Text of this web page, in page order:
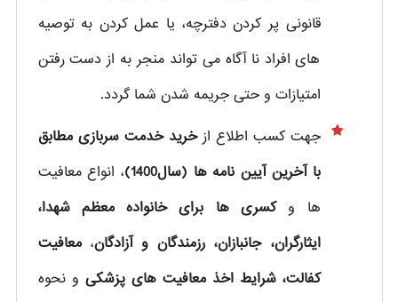
قانونی پر کردن دفترچه، یا عمل کردن به توصیه
های افراد نا آگاه می تواند منجر به از دست رفتن
امتیازات و حتی جریمه شدن شما گردد.
جهت کسب اطلاع از خرید خدمت سربازی مطابق
با آخرین آیین نامه ها (سال1400)
، انواع معافیت
ها و کسری ها برای خانواده معظم شهدا،
ایثارگران، جانبازان، رزمندگان و آزادگان،معافیت
کفالت، شرایط اخذ معافیت های پزشکی و نحوه